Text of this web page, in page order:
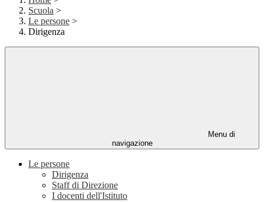
Scuola >
Le persone >
Dirigenza
Menu di
navigazione
Le persone
Dirigenza
Staff di Direzione
I docenti dell'Istituto